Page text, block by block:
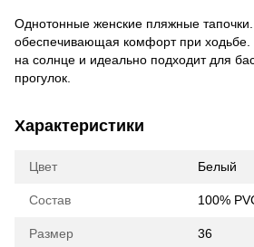
Однотонные женские пляжные тапочки.
обеспечивающая комфорт при ходьбе.
на солнце и идеально подходит для
прогулок.
Характеристики
Цвет Белый
Состав 100%
Размер 36